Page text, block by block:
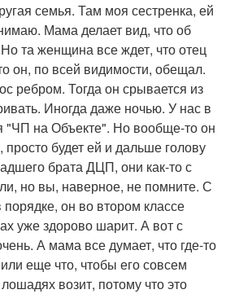
семья. Там моя сестренка, ей
Мама делает вид, что об
та женщина все ждет, что отец
он, по всей видимости, обещал.
ребром. Тогда он срывается из
Иногда даже ночью. У нас в
"ЧП на Объекте". Но вообще-то он
просто будет ей и дальше голову
брата ДЦП, они как-то с
но вы, наверное, не помните. С
порядке, он во втором классе
уже здорово шарит. А вот с
А мама все думает, что где-то
еще что, чтобы его совсем
возит, потому что это